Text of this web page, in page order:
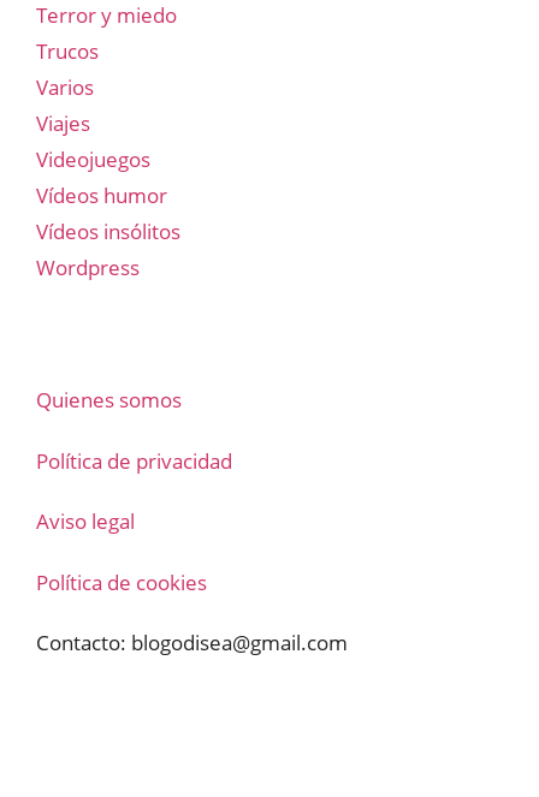
Terror y miedo
Trucos
Varios
Viajes
Videojuegos
Vídeos humor
Vídeos insólitos
Wordpress
Quienes somos
Política de privacidad
Aviso legal
Política de cookies
Contacto: blogodisea@gmail.com